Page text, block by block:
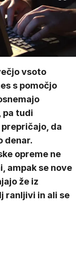
vsoto
s pomočjo
pa tudi
da
denar.
opreme ne
ampak se nove
že iz
ranljivi in ali se